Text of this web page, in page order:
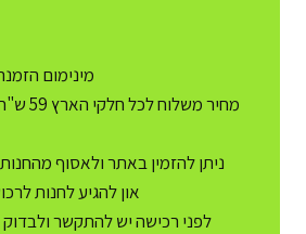
מינימום הזמנה
מחיר
ניתן להזמין באתר ולאסוף
און להגיע לחנות
לפני רכישה יש להתקשר